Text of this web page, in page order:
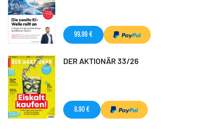
99,99 €
DER AKTIONÄR 33/26
8,90 €